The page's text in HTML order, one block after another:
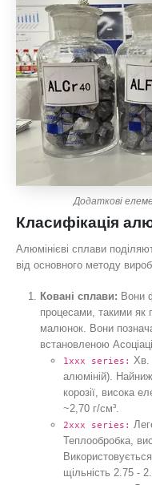
Додаткові
Класифікація
Алюмінієві сплави
від основного методу
Ковані сплави: Вони
процесами, такими як
малюнок. Вони
встановленою
1xxx series: Хв.
алюміній).
корозії, висока
~2,70 г/см³.
2xxx series:
Теплообробка,
щільність 2.75 -